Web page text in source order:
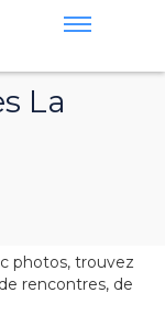
La
photos, trouvez
rencontres, de